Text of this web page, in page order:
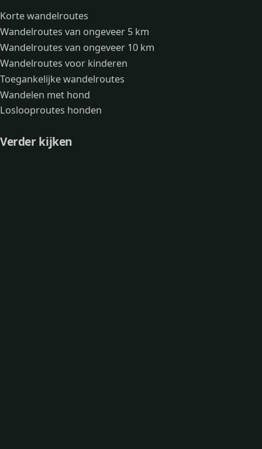
Korte wandelroutes
Wandelroutes van ongeveer 5 km
Wandelroutes van ongeveer 10 km
Wandelroutes voor kinderen
Toegankelijke wandelroutes
Wandelen met hond
Loslooproutes honden
Verder kijken